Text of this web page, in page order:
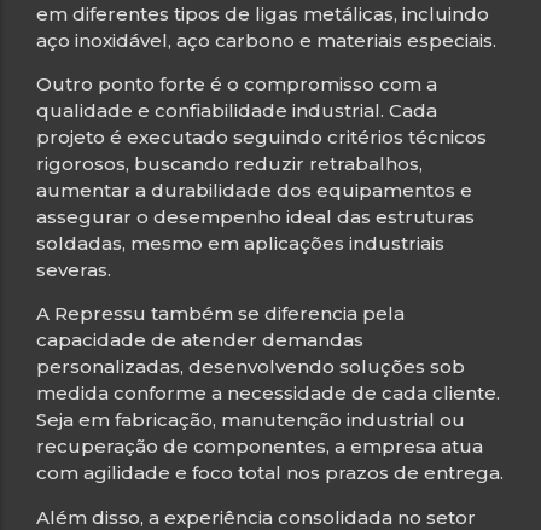
em diferentes tipos de ligas metálicas, incluindo
aço inoxidável, aço carbono e materiais especiais.
Outro ponto forte é o compromisso com a
qualidade e confiabilidade industrial. Cada
projeto é executado seguindo critérios técnicos
rigorosos, buscando reduzir retrabalhos,
aumentar a durabilidade dos equipamentos e
assegurar o desempenho ideal das estruturas
soldadas, mesmo em aplicações industriais
severas.
A Repressu também se diferencia pela
capacidade de atender demandas
personalizadas, desenvolvendo soluções sob
medida conforme a necessidade de cada cliente.
Seja em fabricação, manutenção industrial ou
recuperação de componentes, a empresa atua
com agilidade e foco total nos prazos de entrega.
Além disso, a experiência consolidada no setor